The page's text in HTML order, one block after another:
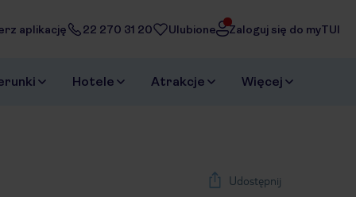
aplikację 22 270 31 20 Ulubione Zaloguj się do myTUI
Hotele Atrakcje Więcej
Udostępnij